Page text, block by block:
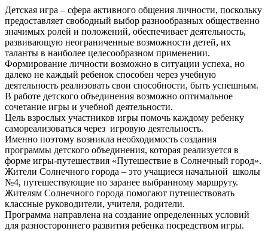
Детская игра – сфера активного общения личности, поскольку
предоставляет свободный выбор разнообразных общественно
значимых ролей и положений, обеспечивает деятельность,
развивающую неограниченные возможности детей, их
таланты в наиболее целесообразном применении.
Формирование личности возможно в ситуации успеха, но
далеко не каждый ребенок способен через учебную
деятельность реализовать свои способности, быть успешным.
В работе детского объединения возможно оптимальное
сочетание игры и учебной деятельности.
Цель взрослых участников игры помочь каждому ребенку
самореализоваться через игровую деятельность.
Именно поэтому возникла необходимость создания
программы детского объединения, которая реализуется в
форме игры-путешествия «Путешествие в Солнечный город».
Жители Солнечного города – это учащиеся начальной школы
№4, путешествующие по заранее выбранному маршруту.
Жителям Солнечного города помогают путешествовать
классные руководители, учителя, родители.
Программа направлена на создание определенных условий
для разностороннего развития ребенка посредством игры.